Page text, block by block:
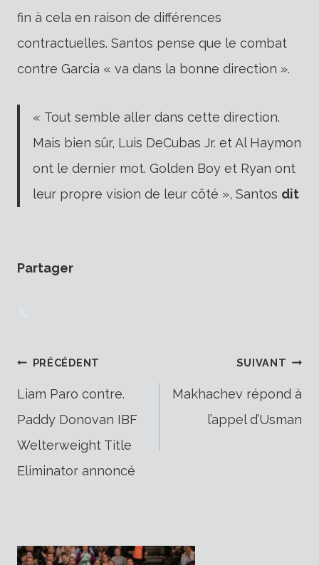
fin à cela en raison de différences
contractuelles. Santos pense que le combat
contre Garcia « va dans la bonne direction ».
« Tout semble aller dans cette direction.
Mais bien sûr, Luis DeCubas Jr. et Al Haymon
ont le dernier mot. Golden Boy et Ryan ont
leur propre vision de leur côté », Santos dit
Partager
Navigation
de
PRÉCÉDENT
Liam Paro contre.
Paddy Donovan IBF
Welterweight Title
Eliminator annoncé
SUIVANT
Makhachev répond à
l’appel d’Usman